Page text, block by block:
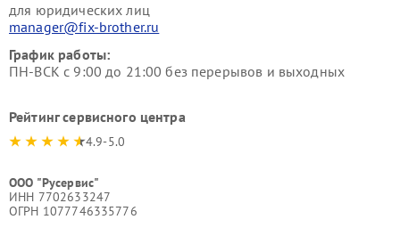
для юридических лиц
manager@fix-brother.ru
График работы:
ПН-ВСК с 9:00 до 21:00 без перерывов и выходных
Рейтинг сервисного центра
4.9-5.0
ООО "Русервис"
ИНН 7702633247
ОГРН 1077746335776